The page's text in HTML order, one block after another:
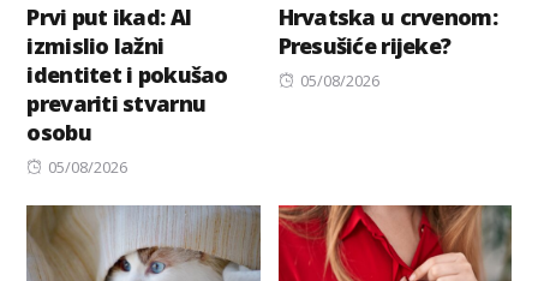
Prvi put ikad: AI
izmislio lažni
identitet i pokušao
prevariti stvarnu
osobu
Posted
05/08/2026
Hrvatska u crvenom:
Presušiće rijeke?
Posted
05/08/2026